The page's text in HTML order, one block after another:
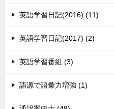
英語学習日記(2016) (11)
英語学習日記(2017) (2)
英語学習番組 (3)
語源で語彙力増強 (1)